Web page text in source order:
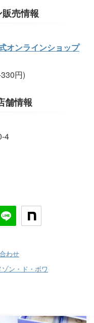
販売情報
オンラインショップ
円)
舗情報
4
わせ
ゾン・ド・ボワ